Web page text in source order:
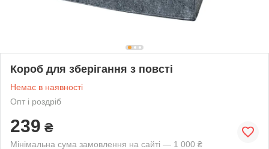
Короб для зберігання з повсті
Немає в наявності
Опт і роздріб
239 ₴
Мінімальна сума замовлення на сайті — 1 000 ₴